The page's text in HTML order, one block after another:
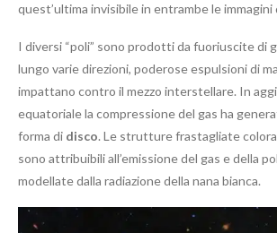
quest’ultima invisibile in entrambe le immagini
I diversi “poli” sono prodotti da fuoriuscite di
lungo varie direzioni, poderose espulsioni di
impattano contro il mezzo interstellare. In
equatoriale la compressione del gas ha
forma di disco. Le strutture frastagliate
sono attribuibili all’emissione del gas e della
modellate dalla radiazione della nana bianca.